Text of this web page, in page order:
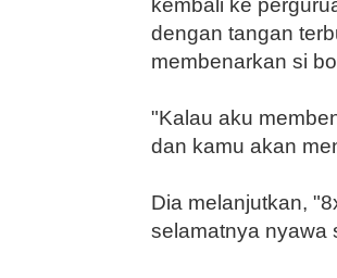
kembali ke
dengan tangan
membe­narkan si
"Kalau aku
dan kamu akan
Dia melanjutkan,
selamatnya nyawa